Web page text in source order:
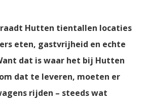
Hutten tientallen locaties
eten, gastvrijheid en echte
dat is waar het bij Hutten
dat te leveren, moeten er
rijden – steeds wat